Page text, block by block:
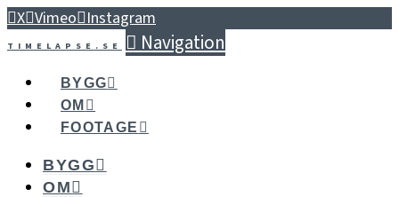
X Vimeo Instagram
TIMELAPSE.SE Navigation
BYGG
OM
FOOTAGE
BYGG
OM